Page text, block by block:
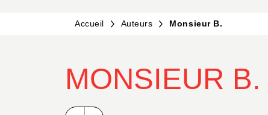
Accueil Auteurs Monsieur B.
MONSIEUR B.